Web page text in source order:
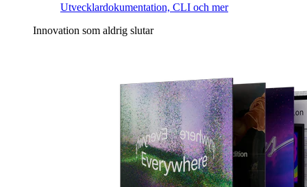
Utvecklardokumentation, CLI och mer
Innovation som aldrig slutar